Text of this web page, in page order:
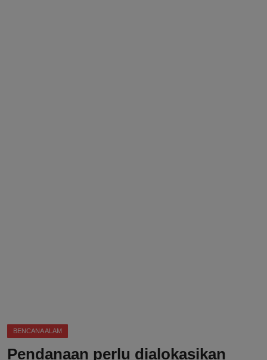
BENCANA ALAM
Pendanaan perlu dialokasikan